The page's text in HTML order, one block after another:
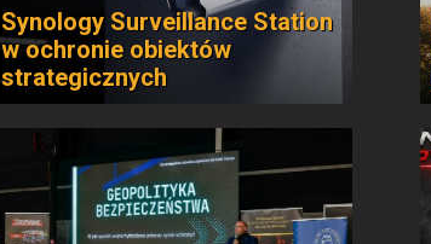
Synology Surveillance Station
w ochronie obiektów
strategicznych